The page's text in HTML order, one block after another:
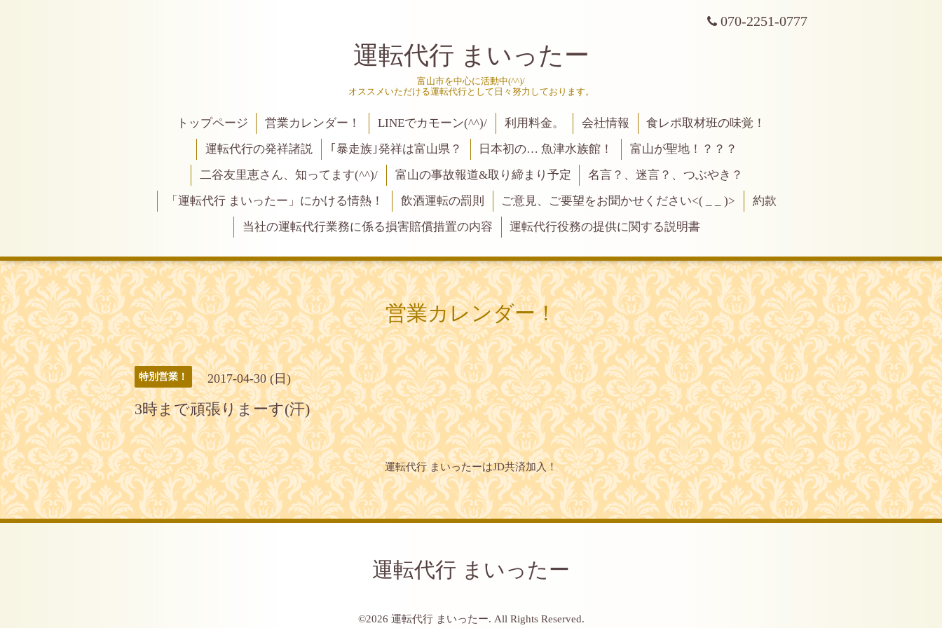
070-2251-0777
運転代行 まいったー
富山市を中心に活動中(^^)/
オススメいただける運転代行として日々努力しております。
トップページ 営業カレンダー！ LINEでカモーン(^^)/ 利用料金。 会社情報
食レポ取材班の味覚！
運転代行の発祥諸説
｢暴走族｣発祥は富山県？ 日本初の… 魚津水族館！
富山が聖地！？？？
二谷友里恵さん、知ってます(^^)/
富山の事故報道&取り締まり予定
名言？、迷言？、つぶやき？
「運転代行 まいったー」にかける情熱！
飲酒運転の罰則 ご意見、ご要望をお聞かせください<( _ _ )>
約款
当社の運転代行業務に係る損害賠償措置の内容
運転代行役務の提供に関する説明書
営業カレンダー！
特別営業！ 2017-04-30 (日)
3時まで頑張りまーす(汗)
運転代行 まいったーはJD共済加入！
運転代行 まいったー
©2026 運転代行 まいったー. All Rights Reserved.